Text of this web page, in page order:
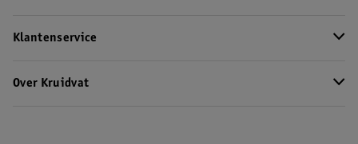
Klantenservice
Over Kruidvat